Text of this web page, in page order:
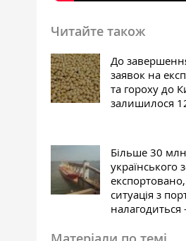
Читайте також
До
заявок на
та гороху до
залишилося
Більше 30
українського
ситуація з